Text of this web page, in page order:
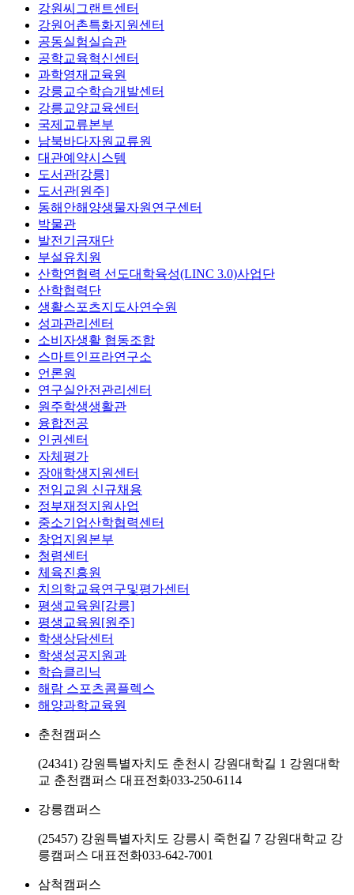
강원씨그랜트센터
강원어촌특화지원센터
공동실험실습관
공학교육혁신센터
과학영재교육원
강릉교수학습개발센터
강릉교양교육센터
국제교류본부
남북바다자원교류원
대관예약시스템
도서관[강릉]
도서관[원주]
동해안해양생물자원연구센터
박물관
발전기금재단
부설유치원
산학연협력 선도대학육성(LINC 3.0)사업단
산학협력단
생활스포츠지도사연수원
성과관리센터
소비자생활 협동조합
스마트인프라연구소
언론원
연구실안전관리센터
원주학생생활관
융합전공
인권센터
자체평가
장애학생지원센터
전임교원 신규채용
정부재정지원사업
중소기업산학협력센터
창업지원본부
청렴센터
체육진흥원
치의학교육연구및평가센터
평생교육원[강릉]
평생교육원[원주]
학생상담센터
학생성공지원과
학습클리닉
해람 스포츠콤플렉스
해양과학교육원
춘천캠퍼스
(24341) 강원특별자치도 춘천시 강원대학길 1 강원대학
교 춘천캠퍼스 대표전화033-250-6114
강릉캠퍼스
(25457) 강원특별자치도 강릉시 죽헌길 7 강원대학교 강
릉캠퍼스 대표전화033-642-7001
삼척캠퍼스